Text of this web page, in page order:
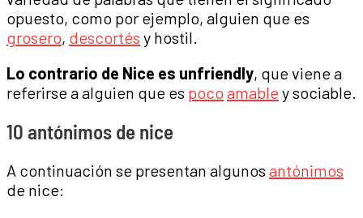
opuesto, como por ejemplo, alguien que es
grosero, descortés y hostil.
Lo contrario de Nice es unfriendly, que viene a
referirse a alguien que es poco amable y sociable.
10 antónimos de nice
A continuación se presentan algunos antónimos
de nice: